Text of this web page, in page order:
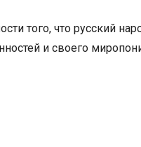
того, что русский
и своего